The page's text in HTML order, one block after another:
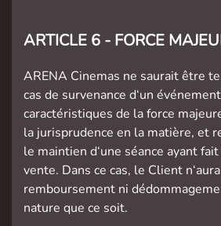
ARTICLE 6 - FORCE
ARENA Cinemas ne saurait être
cas de survenance d‘un
caractéristiques de la force
la jurisprudence en la matière, et
le maintien d‘une séance ayant fait
vente. Dans ce cas, le Client
remboursement ni
nature que ce soit.